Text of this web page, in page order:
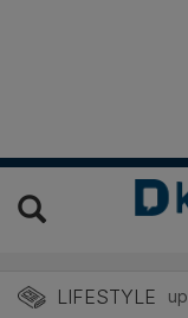
LIFESTYLE
Edukasi Gaya Hidup